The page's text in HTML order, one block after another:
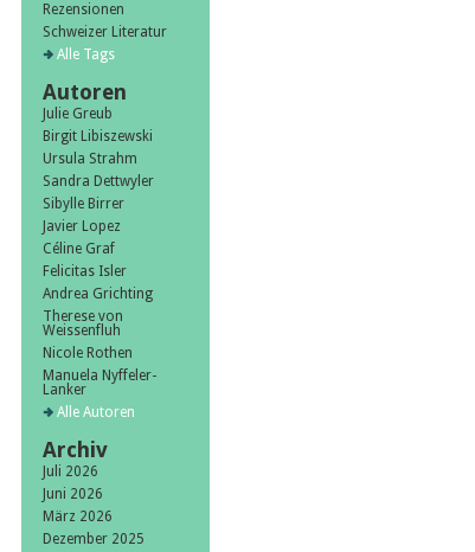
Rezensionen
Schweizer Literatur
Alle Tags
Autoren
Julie Greub
Birgit Libiszewski
Ursula Strahm
Sandra Dettwyler
Sibylle Birrer
Javier Lopez
Céline Graf
Felicitas Isler
Andrea Grichting
Therese von
Weissenfluh
Nicole Rothen
Manuela Nyffeler-
Lanker
Alle Autoren
Archiv
Juli 2026
Juni 2026
März 2026
Dezember 2025